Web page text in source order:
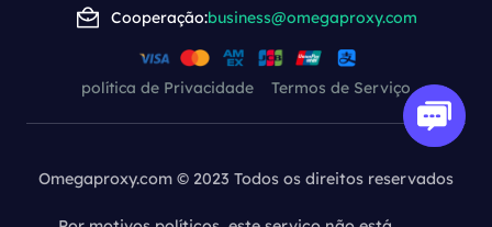
2023-11-23 14:37
This article delves into the process of
downloading a proxy server, highlighting the
importance of these tools in improving online
security, privacy, and access to diverse content.
Cooperação:business@omegaproxy.com
política de Privacidade Termos de Serviço
Omegaproxy.com © 2023 Todos os direitos reservados